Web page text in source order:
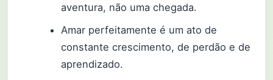
aventura, não uma chegada.
Amar perfeitamente é um ato de
constante crescimento, de perdão e de
aprendizado.